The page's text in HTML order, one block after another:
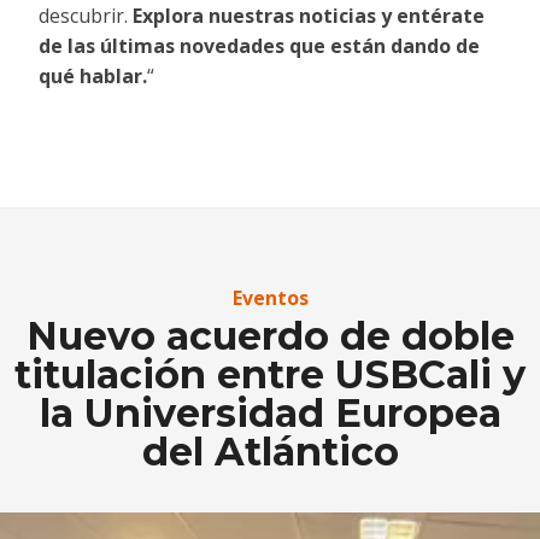
descubrir. Explora nuestras noticias y entérate
de las últimas novedades que están dando de
qué hablar.“
Eventos
Nuevo acuerdo de doble
titulación entre USBCali y
la Universidad Europea
del Atlántico